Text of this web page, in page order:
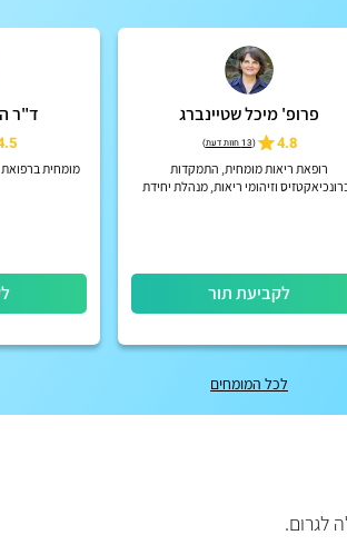
פרופ' מיכל שטיינברג
4.8
(13 חוות דעת )
רופאת ריאות מומחית, התמקדות
וזיהומי ריאות, מנהלת יחידת
לקביעת תור
ד"ר
מומחית
לכל המומחים
לגרום.